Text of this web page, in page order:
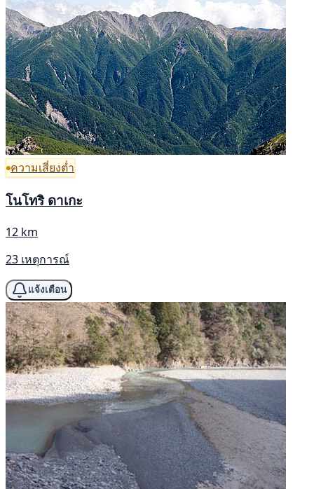
ความเสี่ยงต่ำ
โนโทริ ดาเกะ
12 km
23 เหตุการณ์
แจ้งเตือน